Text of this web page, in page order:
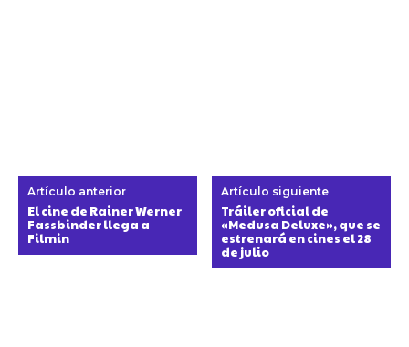
Artículo anterior
El cine de Rainer Werner
Fassbinder llega a
Filmin
Artículo siguiente
Tráiler oficial de
«Medusa Deluxe», que se
estrenará en cines el 28
de julio